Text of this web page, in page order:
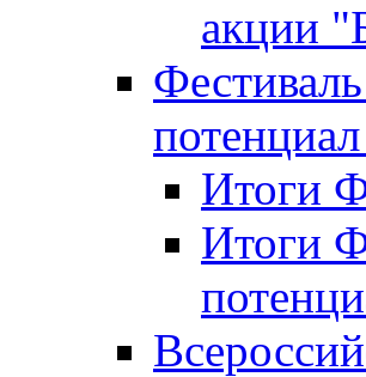
акции
Итоги
Итоги